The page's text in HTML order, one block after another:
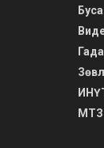
МТЗ